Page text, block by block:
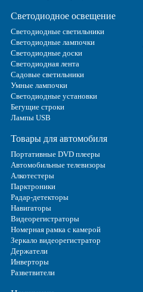
Светодиодное освещение
Светодиодные светильники
Светодиодные лампочки
Светодиодные доски
Светодиодная лента
Садовые светильники
Умные лампочки
Светодиодные установки
Бегущие строки
Лампы USB
Товары для автомобиля
Портативные DVD плееры
Автомобильные телевизоры
Алкотестеры
Парктроники
Радар-детекторы
Навигаторы
Видеорегистраторы
Номерная рамка с камерой
Зеркало видеорегистратор
Держатели
Инверторы
Разветвители